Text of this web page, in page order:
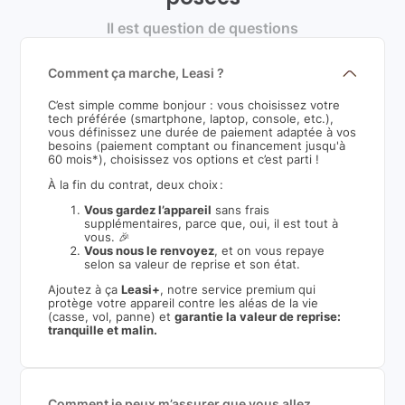
Il est question de questions
Comment ça marche, Leasi ?
C’est simple comme bonjour : vous choisissez votre
tech préférée (smartphone, laptop, console, etc.),
vous définissez une durée de paiement adaptée à vos
besoins (paiement comptant ou financement jusqu'à
60 mois*), choisissez vos options et c’est parti !
À la fin du contrat, deux choix :
Vous gardez l’appareil sans frais
supplémentaires, parce que, oui, il est tout à
vous. 🎉
Vous nous le renvoyez, et on vous repaye
selon sa valeur de reprise et son état.
Ajoutez à ça Leasi+, notre service premium qui
protège votre appareil contre les aléas de la vie
(casse, vol, panne) etgarantie la valeur de reprise:
tranquille et malin.